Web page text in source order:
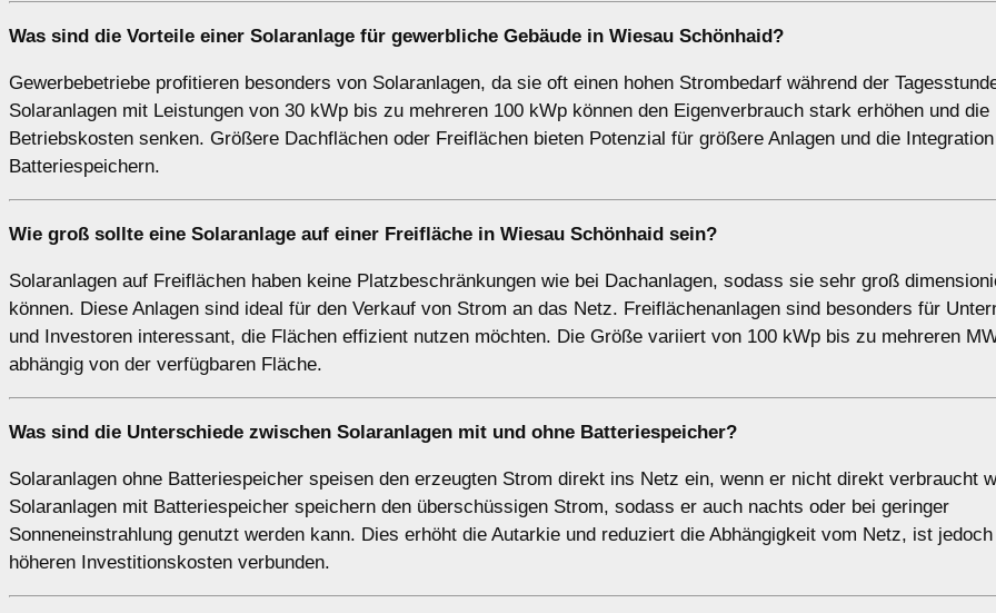
Was sind die Vorteile einer Solaranlage für gewerbliche Gebäude in Wiesau Schönhaid?
Gewerbebetriebe profitieren besonders von Solaranlagen, da sie oft einen hohen Strombedarf während der
Solaranlagen mit Leistungen von 30 kWp bis zu mehreren 100 kWp können den Eigenverbrauch stark erhöhen und die
Betriebskosten senken. Größere Dachflächen oder Freiflächen bieten Potenzial für größere Anlagen und die
Batteriespeichern.
Wie groß sollte eine Solaranlage auf einer Freifläche in Wiesau Schönhaid sein?
Solaranlagen auf Freiflächen haben keine Platzbeschränkungen wie bei Dachanlagen, sodass sie sehr groß
können. Diese Anlagen sind ideal für den Verkauf von Strom an das Netz. Freiflächenanlagen sind besonders für
und Investoren interessant, die Flächen effizient nutzen möchten. Die Größe variiert von 100 kWp bis zu mehreren
abhängig von der verfügbaren Fläche.
Was sind die Unterschiede zwischen Solaranlagen mit und ohne Batteriespeicher?
Solaranlagen ohne Batteriespeicher speisen den erzeugten Strom direkt ins Netz ein, wenn er nicht direkt verbraucht
Solaranlagen mit Batteriespeicher speichern den überschüssigen Strom, sodass er auch nachts oder bei geringer
Sonneneinstrahlung genutzt werden kann. Dies erhöht die Autarkie und reduziert die Abhängigkeit vom Netz, ist
höheren Investitionskosten verbunden.